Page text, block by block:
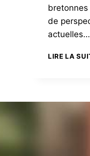
de
actuelles…
LIRE LA